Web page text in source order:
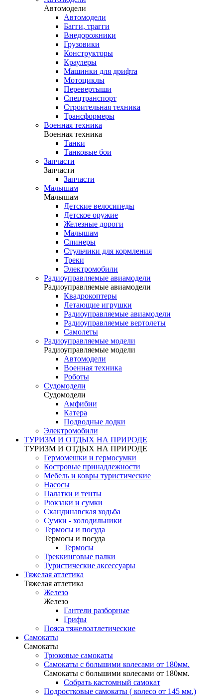
Автомодели
Автомодели
Багги, трагги
Внедорожники
Грузовики
Конструкторы
Краулеры
Машинки для дрифта
Мотоциклы
Перевертыши
Спецтранспорт
Строительная техника
Трансформеры
Военная техника
Военная техника
Танки
Танковые бои
Запчасти
Запчасти
Запчасти
Малышам
Малышам
Детские велосипеды
Детское оружие
Железные дороги
Малышам
Спинеры
Стульчики для кормления
Треки
Электромобили
Радиоуправляемые авиамодели
Радиоуправляемые авиамодели
Квадрокоптеры
Летающие игрушки
Радиоуправляемые авиамодели
Радиоуправляемые вертолеты
Самолеты
Радиоуправляемые модели
Радиоуправляемые модели
Автомодели
Военная техника
Роботы
Судомодели
Судомодели
Амфибии
Катера
Подводные лодки
Электромобили
ТУРИЗМ И ОТДЫХ НА ПРИРОДЕ
ТУРИЗМ И ОТДЫХ НА ПРИРОДЕ
Гермомешки и гермосумки
Костровые принадлежности
Мебель и ковры туристические
Насосы
Палатки и тенты
Рюкзаки и сумки
Скандинавская ходьба
Сумки - холодильники
Термосы и посуда
Термосы и посуда
Термосы
Треккинговые палки
Туристические аксессуары
Тяжелая атлетика
Тяжелая атлетика
Железо
Железо
Гантели разборные
Грифы
Пояса тяжелоатлетические
Самокаты
Самокаты
Трюковые самокаты
Самокаты с большими колесами от 180мм.
Самокаты с большими колесами от 180мм.
Собрать кастомный самокат
Подростковые самокаты ( колесо от 145 мм.)